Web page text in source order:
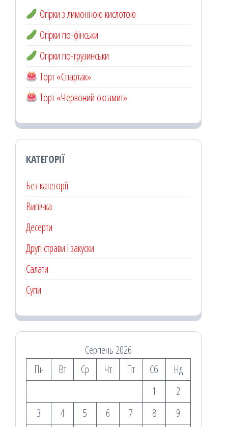
Огірки з лимонною кислотою
Огірки по-фінськи
Огірки по-грузинськи
Торт «Спартак»
Торт «Червоний оксамит»
КАТЕГОРІЇ
Без категорії
Випічка
Десерти
Другі страви і закуски
Салати
Супи
Серпень 2026
Пн
Вт Ср Чт Пт Сб
Нд
1
2
3
4 5 6 7 8 9